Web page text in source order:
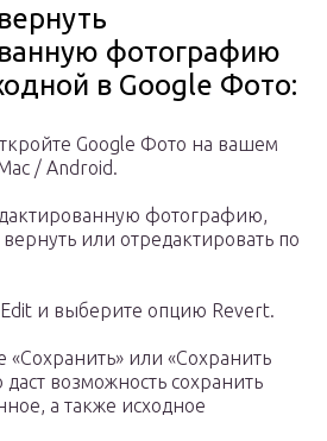
фотографию
в Google Фото:
Google Фото на вашем
/ Android.
фотографию,
или отредактировать по
и выберите опцию Revert.
«Сохранить» или «Сохранить
возможность сохранить
а также исходное